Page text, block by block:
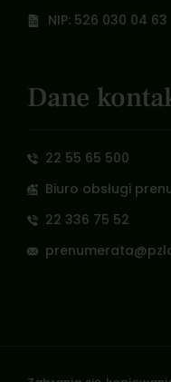
NIP: 526 030 04 63
Dane
22 55 65 500
Biuro obsługi
22 336 75 52